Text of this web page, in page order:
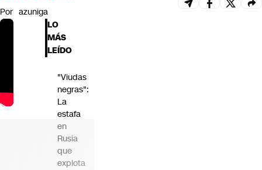
Por azuniga
LO
MÁS
LEÍDO
"Viudas
negras":
La
estafa
en
Rusia
que
explota